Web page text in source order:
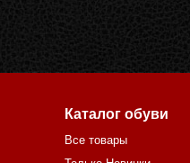
Каталог обуви
Все товары